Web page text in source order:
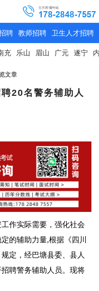
聘 教师招聘 卫生人才招聘
充 乐山 眉山 广元 遂宁
文章
20名警务辅助人
作实际需要，强化社会
的辅助力量,根据《四川
定，经巴塘县委、县人
聘警务辅助人员。现将